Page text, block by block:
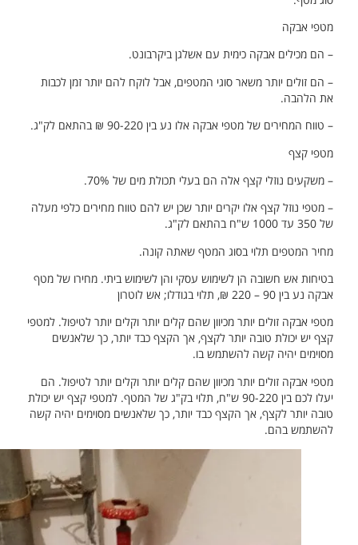
מטפי אבקה
– הם מכילים אבקה כימית עם אשלגן ביקרבונט.
– הם זולים יותר משאר סוגי המטפים, אבל לוקח להם יותר זמן לכבות
את הלהבה.
– טווח המחירים של מטפי אבקה אלו נע בין 90-220 ₪ בהתאם לק"ג.
מטפי קצף
– משקעים נוזלי קצף אלה הם בעלי תכולת מים של 70%.
– מטפי נוזל קצף אלו יקרים יותר שכן יש להם טווח מחירים כלפי מעלה
של 350 עד 1000 ש"ח בהתאם לק"ג.
מחיר המטפים תלוי בסוג המטף שאתה קונה.
בטיחות אש חשובה הן לשימוש עסקי והן לשימוש ביתי. מחירו של מטף
אבקה נע בין 90 – 220 ₪, תלוי בגודלו; אש לוטרון
מטפי אבקה זולים יותר מכיוון שהם קלים יותר וקלים יותר לטיפול. למטפי
קצף יש יכולת טובה יותר לקצף, אך הקצף כבד יותר, כך שלאנשים
מסוימים יהיה קשה להשתמש בו.
מטפי אבקה זולים יותר מכיוון שהם קלים יותר וקלים יותר לטיפול. הם
יעלו לכם בין 90-220 ש"ח, תלוי בק"ג של המטף. למטפי קצף יש יכולת
טובה יותר לקצף, אך הקצף כבד יותר, כך שלאנשים מסוימים יהיה קשה
להשתמש בהם.